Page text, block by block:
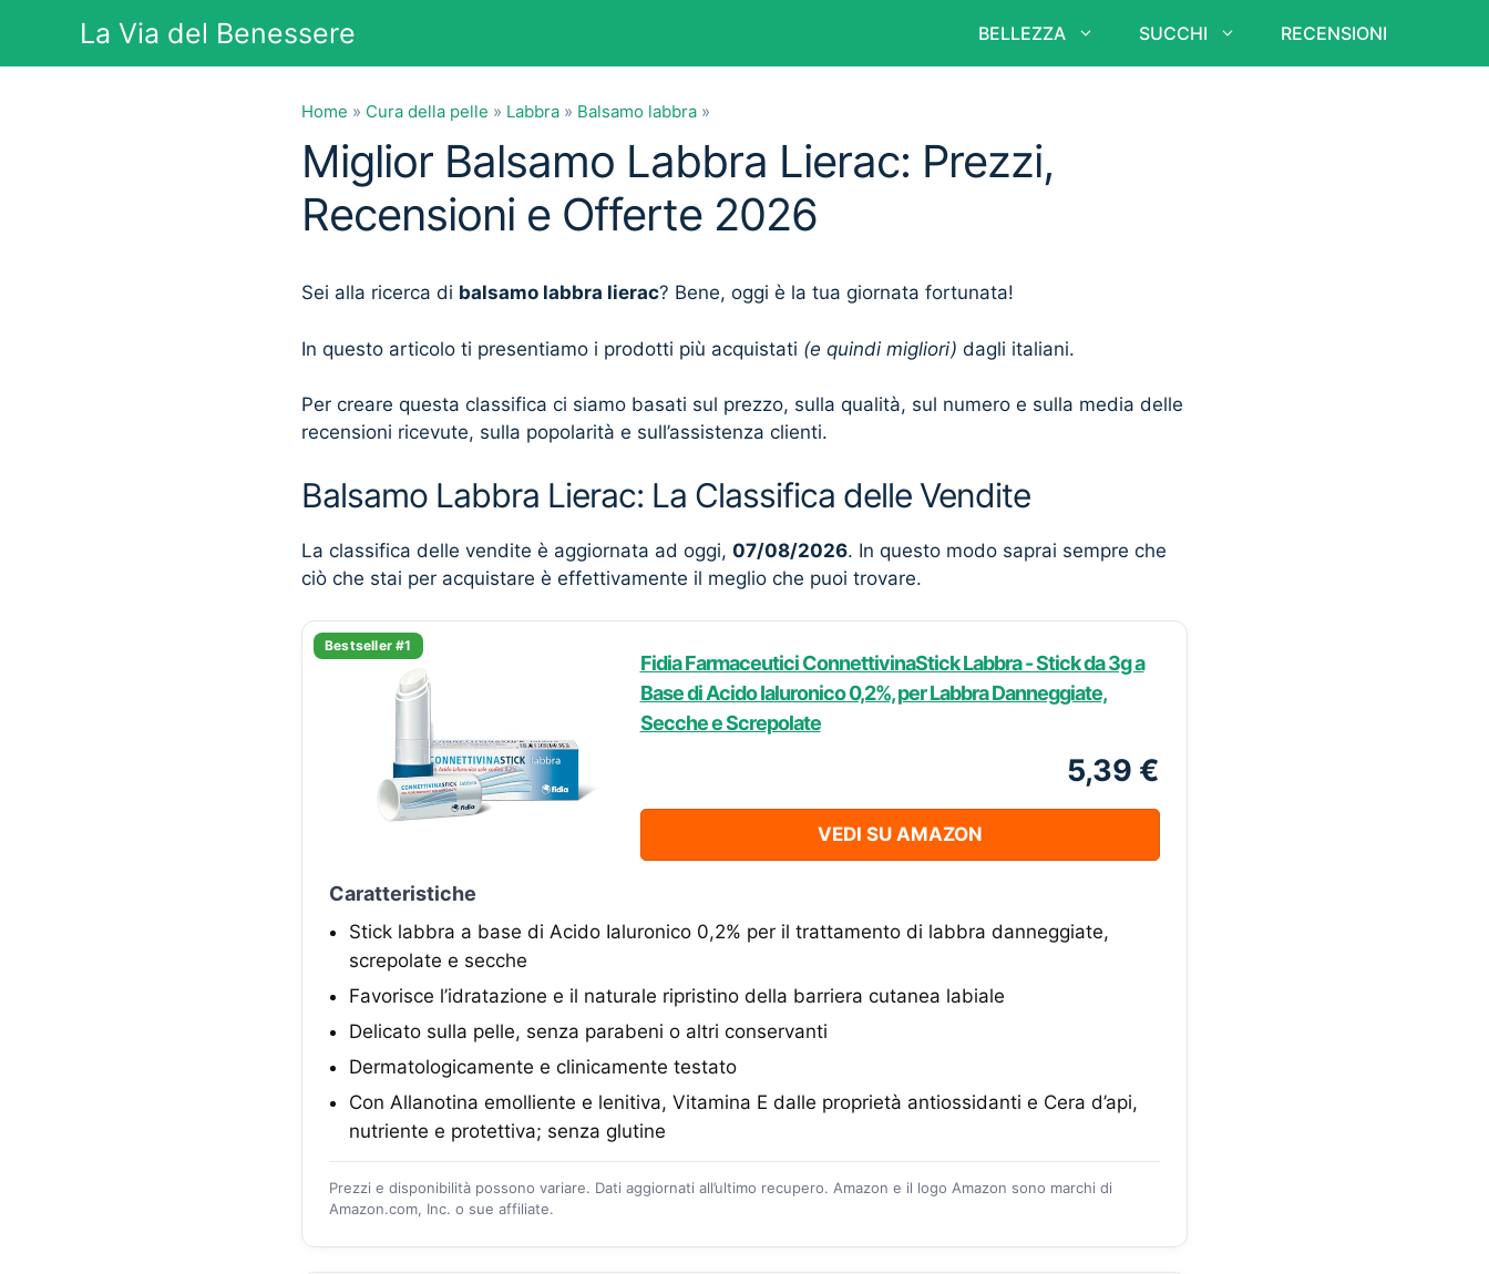
contenuto
La Via del Benessere BELLEZZA SUCCHI RECENSIONI
Home » Cura della pelle » Labbra » Balsamo labbra »
Miglior Balsamo Labbra Lierac: Prezzi,
Recensioni e Offerte 2026
Sei alla ricerca di balsamo labbra lierac? Bene, oggi è la tua giornata fortunata!
In questo articolo ti presentiamo i prodotti più acquistati (e quindi migliori) dagli italiani.
Per creare questa classifica ci siamo basati sul prezzo, sulla qualità, sul numero e sulla media delle
recensioni ricevute, sulla popolarità e sull’assistenza clienti.
Balsamo Labbra Lierac: La Classifica delle Vendite
La classifica delle vendite è aggiornata ad oggi, 07/08/2026. In questo modo saprai sempre che
ciò che stai per acquistare è effettivamente il meglio che puoi trovare.
Bestseller #1
Fidia Farmaceutici ConnettivinaStick Labbra - Stick da 3g a
Base di Acido Ialuronico 0,2%, per Labbra Danneggiate,
Secche e Screpolate
5,39 €
VEDI SU AMAZON
Caratteristiche
Stick labbra a base di Acido Ialuronico 0,2% per il trattamento di labbra danneggiate,
screpolate e secche
Favorisce l’idratazione e il naturale ripristino della barriera cutanea labiale
Delicato sulla pelle, senza parabeni o altri conservanti
Dermatologicamente e clinicamente testato
Con Allanotina emolliente e lenitiva, Vitamina E dalle proprietà antiossidanti e Cera d’api,
nutriente e protettiva; senza glutine
Prezzi e disponibilità possono variare. Dati aggiornati all’ultimo recupero. Amazon e il logo Amazon sono marchi di
Amazon.com, Inc. o sue affiliate.